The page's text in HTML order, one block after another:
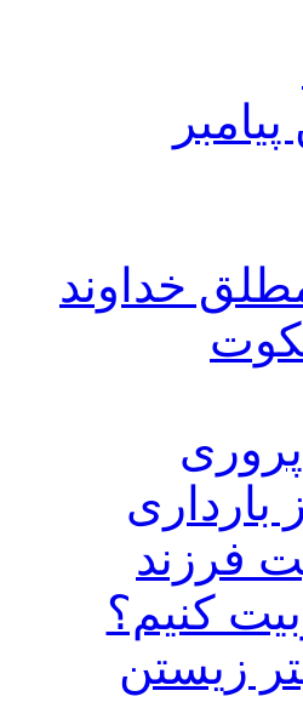
خداوند
بارداری
فرزند
کنیم؟
زیستن